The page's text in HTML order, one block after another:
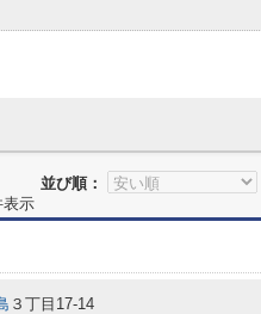
並び順：
表示
３丁目17-14